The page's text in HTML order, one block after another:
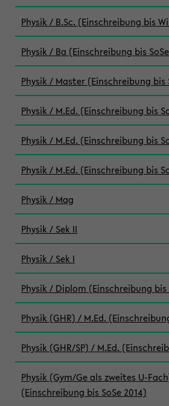
Physik / B.Sc. (Einschreibung bis
Physik / Ba (Einschreibung bis
Physik / Master (Einschreibung bis
Physik / M.Ed. (Einschreibung bis
Physik / M.Ed. (Einschreibung bis
Physik / M.Ed. (Einschreibung bis
Physik / Mag
Physik / Sek II
Physik / Sek I
Physik / Diplom (Einschreibung bis
Physik (GHR) / M.Ed.
Physik (GHR/SP) / M.Ed.
Physik (Gym/Ge als zweites U-
(Einschreibung bis SoSe 2014)